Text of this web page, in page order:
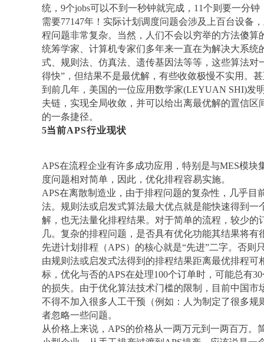
统，9个jobs可以不到一秒钟就完成，11个则要一分
需要77147年！实际计划调度问题会涉及上百台设备
程问题非常复杂。当然，人们不会以穷举的方法傻算
统筹学家、计算机专家们多年来一直在为解决大系
式、规则法、仿真法、遗传基因法等等，这些算法
得快”，但结果不是最优解，有些收敛极慢不实用。
到前几年，美国的一位应用数学家(LEYUAN SHI)发
夫链，实现全局收敛，并可以给出离最优解的置信
的一条捷径。
5当前APS行业现状
APS在流程企业有许多成功应用，特别是与MES模
度问题相对简单，因此，优化排程容易实施。
APS在离散制造业，由于排程问题的复杂性，几乎目
法。规则法或启发式算法最大优点就是能快速得到
解，也无法量化排程结果。对于简单的流程，较少
几。复杂的排程问题，是否具有优化功能其结果将有
先进计划排程（APS）的核心就是“先进”二字。否则
由规则法或启发式法得到的排程结果距离最优排程可
标，优化与否的APS在处理100个订单时，可能总有
的损失。由于优化算法技术门槛的限制，目前中国市
不得不加入很多人工干预（例如：人为制定了很多
者忽略一些问题。
从价格上来说， APS的价格从一两万元到一两百万。